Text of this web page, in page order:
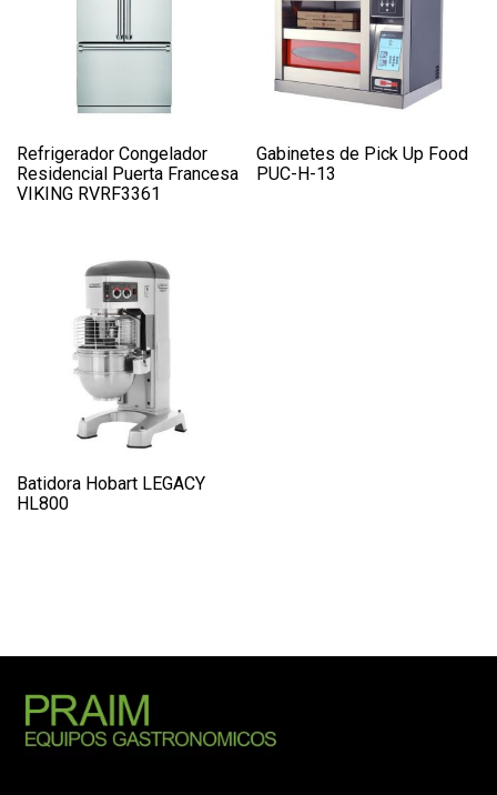
Refrigerador Congelador
Residencial Puerta Francesa
VIKING RVRF3361
Gabinetes de Pick Up Food
PUC-H-13
Batidora Hobart LEGACY
HL800